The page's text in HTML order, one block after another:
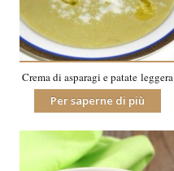
Crema di asparagi e patate leggera
Per saperne di più